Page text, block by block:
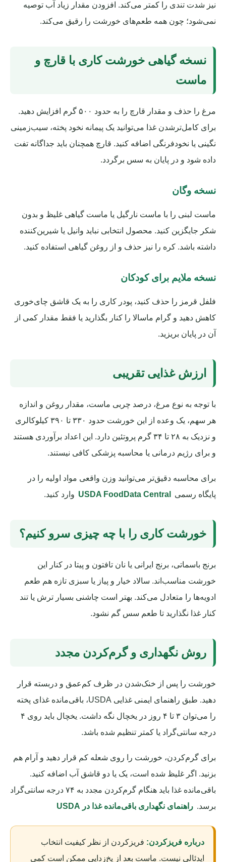
نیز شدت تندی را کمتر می‌کند. افزودن مقدار زیاد آب توصیه
نمی‌شود؛ چون همه طعم‌های خورشت را رقیق می‌کند.
نسخه گیاهی خورشت کاری با قارچ و
ماست
مرغ را حذف و مقدار قارچ را به حدود ۵۰۰ گرم افزایش دهید.
برای کامل‌ترشدن غذا می‌توانید یک پیمانه نخود پخته، سیب‌زمینی
نگینی یا نخودفرنگی اضافه کنید. قارچ همچنان باید جداگانه تفت
داده شود و در پایان به سس برگردد.
نسخه وگان
ماست لبنی را با ماست نارگیل یا ماست گیاهی غلیظ و بدون
شکر جایگزین کنید. محصول انتخابی نباید وانیل یا شیرین‌کننده
داشته باشد. کره را نیز حذف و از روغن گیاهی استفاده کنید.
نسخه ملایم برای کودکان
فلفل قرمز را حذف کنید، پودر کاری را به یک قاشق چای‌خوری
کاهش دهید و گرام ماسالا را کنار بگذارید یا فقط مقدار کمی از
آن در پایان بریزید.
ارزش غذایی تقریبی
با توجه به نوع مرغ، درصد چربی ماست، مقدار روغن و اندازه
هر سهم، یک وعده از این خورشت حدود ۳۳۰ تا ۳۹۰ کیلوکالری
و نزدیک به ۲۸ تا ۳۴ گرم پروتئین دارد. این اعداد برآوردی هستند
و برای رژیم درمانی یا محاسبه پزشکی کافی نیستند.
برای محاسبه دقیق‌تر می‌توانید وزن واقعی مواد اولیه را در
پایگاه رسمی
USDA FoodData Central وارد کنید.
خورشت کاری را با چه چیزی سرو کنیم؟
برنج باسماتی، برنج ایرانی یا نان تافتون و پیتا در کنار این
خورشت مناسب‌اند. سالاد خیار و پیاز یا سبزی تازه هم طعم
ادویه‌ها را متعادل می‌کند. بهتر است چاشنی بسیار ترش یا تند
کنار غذا نگذارید تا طعم سس گم نشود.
روش نگهداری و گرم‌کردن مجدد
خورشت را پس از خنک‌شدن در ظرف کم‌عمق و دربسته قرار
دهید. طبق راهنمای ایمنی غذایی USDA، باقی‌مانده غذای پخته
را می‌توان ۳ تا ۴ روز در یخچال نگه داشت. یخچال باید روی ۴
درجه سانتی‌گراد یا کمتر تنظیم شده باشد.
برای گرم‌کردن، خورشت را روی شعله کم قرار دهید و آرام هم
بزنید. اگر غلیظ شده است، یک یا دو قاشق آب اضافه کنید.
باقی‌مانده غذا باید هنگام گرم‌کردن مجدد به ۷۴ درجه سانتی‌گراد
برسد. راهنمای نگهداری باقی‌مانده غذا در USDA
درباره فریزکردن: فریزکردن از نظر کیفیت انتخاب
ایدئالی نیست. ماست بعد از یخ‌زدایی ممکن است کمی